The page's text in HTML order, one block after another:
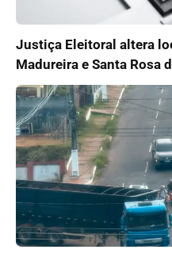
Justiça Eleitoral altera
Madureira e Santa Rosa